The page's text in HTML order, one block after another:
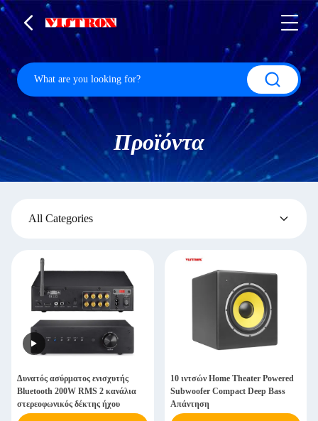
Προϊόντα
All Categories
Δυνατός ασύρματος ενισχυτής
Bluetooth 200W RMS 2 κανάλια
στερεοφωνικός δέκτης ήχου
10 ιντσών Home Theater Powered
Subwoofer Compact Deep Bass
Απάντηση